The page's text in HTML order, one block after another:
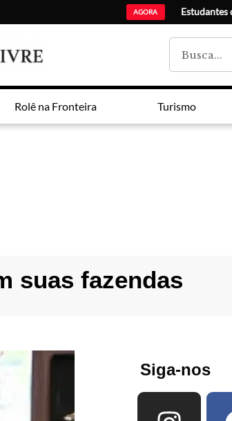
AGORA IA e análise
Rolê na Fronteira Turismo
suas fazendas
Siga-nos